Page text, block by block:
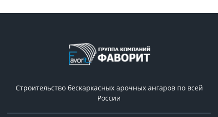
Строительство бескаркасных арочных ангаров по всей
России